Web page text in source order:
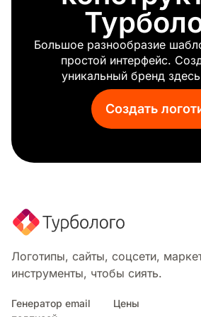
Гриб
Мохито
Кондитерские изделия
Красный бык
Соус
Клубника
Тако
Веганская еда
Овощи
Большое разнообразие
простой интерфейс.
уникальный бренд
Создать
Логотипы, сайты, соцсети,
инструменты, чтобы сиять.
Генератор email
Цены